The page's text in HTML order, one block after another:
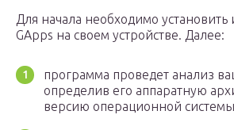
Для начала необходимо установить
GApps на своем устройстве. Далее:
программа проведет анализ
определив его аппаратную
версию операционной